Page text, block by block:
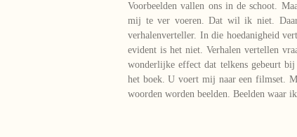
Voorbeelden vallen ons in de schoot.
mij te ver voeren. Dat wil ik niet.
verhalenverteller. In die hoedanigheid
evident is het niet. Verhalen vertellen
wonderlijke effect dat telkens gebeurt
het boek. U voert mij naar een filmset.
woorden worden beelden. Beelden waar